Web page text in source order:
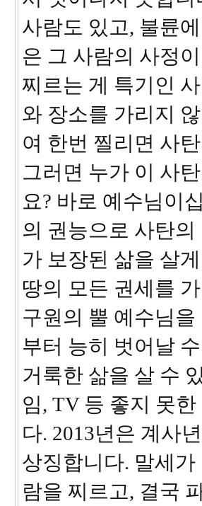
사람도 있고, 불륜
은 그 사람의 사정
찌르는 게 특기인
와 장소를 가리지
여 한번 찔리면 사
그러면 누가 이 사
요? 바로 예수님이
의 권능으로 사탄
가 보장된 삶을 살
땅의 모든 권세를
구원의 뿔 예수님
부터 능히 벗어날
거룩한 삶을 살 수
임, TV 등 좋지 못
다. 2013년은 계사
상징합니다. 말세
람을 찌르고, 결국